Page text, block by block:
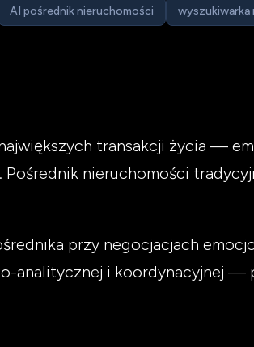
AI pośrednik nieruchomości wyszukiwarka
transakcji życia —
Pośrednik nieruchomości
przy negocjacjach
analitycznej i koordynacyjnej —